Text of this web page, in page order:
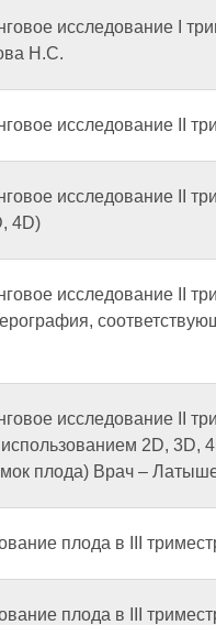
исследование I
Н.С.
исследование II
исследование II
4D)
исследование II
исследование II
2D, 3D,
плода) Врач –
плода в III
плода в III